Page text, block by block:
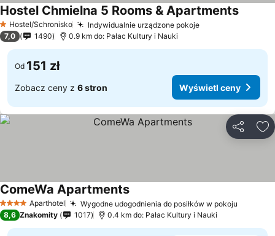
1 Kategoria
Hostel/Schronisko Indywidualnie urządzone pokoje
Hostel Chmielna 5 Rooms & Apartments
7,0 1490 0.9 km do: Pałac Kultury i Nauki
Od 151 zł
Zobacz ceny z 6 stron Wyświetl ceny
4 KategoriaAparthotel Wygodne udogodnienia do posiłków w pokoju
ComeWa Apartments
8,6 Znakomity 1017 0.4 km do: Pałac Kultury i Nauki